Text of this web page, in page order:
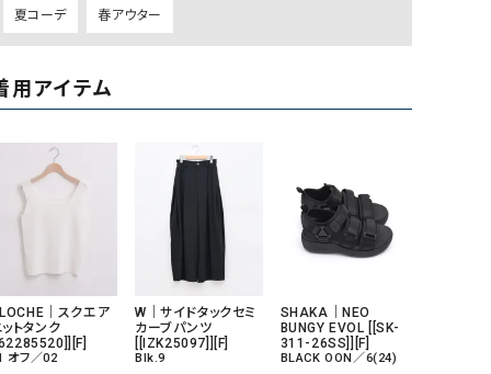
夏コーデ 春アウター
用アイテム
｜スクエア
ットタンク
オフ／02
W｜サイドタックセミ
カーブパンツ
[[IZK25097]][F]
Blk.9
SHAKA｜NEO
BUNGY EVOL [[SK-
311-26SS]][F]
BLACK OON／6(24)